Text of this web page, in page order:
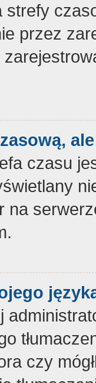
strefy
przez
czasu
na
czy